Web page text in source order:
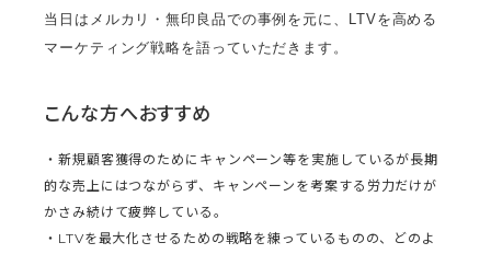
当日はメルカリ・無印良品での事例を元に、LTVを高める
マーケティング戦略を語っていただきます。
こんな方へおすすめ
・新規顧客獲得のためにキャンペーン等を実施しているが長期
的な売上にはつながらず、キャンペーンを考案する労力だけが
かさみ続けて疲弊している。
・LTVを最大化させるための戦略を練っているものの、どのよ